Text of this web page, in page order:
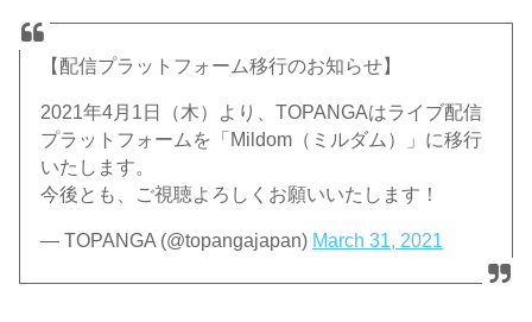
【配信プラットフォーム移行のお知らせ】
2021年4月1日（木）より、TOPANGAはライブ配信
プラットフォームを「Mildom（ミルダム）」に移行
いたします。
今後とも、ご視聴よろしくお願いいたします！
— TOPANGA (@topangajapan) March 31, 2021